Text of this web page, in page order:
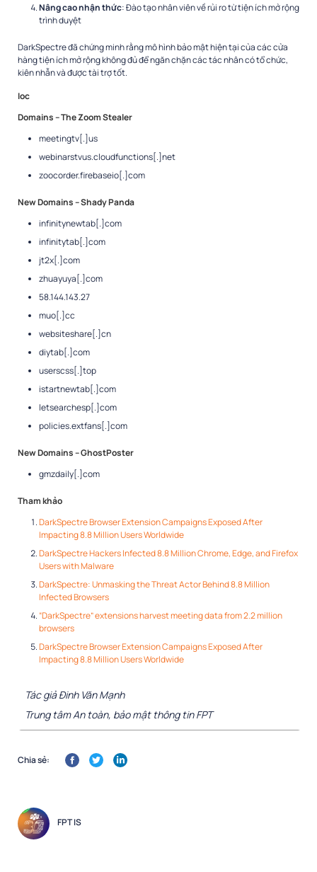
Nâng cao nhận thức: Đào tạo nhân viên về rủi ro từ tiện ích mở rộng
trình duyệt
DarkSpectre đã chứng minh rằng mô hình bảo mật hiện tại của các cửa
hàng tiện ích mở rộng không đủ để ngăn chặn các tác nhân có tổ chức,
kiên nhẫn và được tài trợ tốt.​
Ioc
Domains – The Zoom Stealer
meetingtv[.]us
webinarstvus.cloudfunctions[.]net
zoocorder.firebaseio[.]com
New Domains – Shady Panda
infinitynewtab[.]com
infinitytab[.]com
jt2x[.]com
zhuayuya[.]com
58.144.143.27
muo[.]cc
websiteshare[.]cn
diytab[.]com
userscss[.]top
istartnewtab[.]com
letsearchesp[.]com
policies.extfans[.]com
New Domains – GhostPoster
gmzdaily[.]com
Tham khảo
DarkSpectre Browser Extension Campaigns Exposed After
Impacting 8.8 Million Users Worldwide
DarkSpectre Hackers Infected 8.8 Million Chrome, Edge, and Firefox
Users with Malware
DarkSpectre: Unmasking the Threat Actor Behind 8.8 Million
Infected Browsers
“DarkSpectre” extensions harvest meeting data from 2.2 million
browsers
DarkSpectre Browser Extension Campaigns Exposed After
Impacting 8.8 Million Users Worldwide
Tác giả Đinh Văn Mạnh
Trung tâm An toàn, bảo mật thông tin FPT
Chia sẻ:
FPT IS